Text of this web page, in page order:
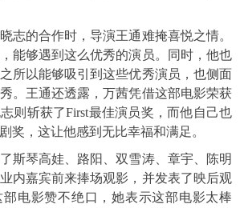
志的合作时，导演王通难掩喜悦之情。
能够遇到这么优秀的演员。同时，他也
所以能够吸引到这些优秀演员，也侧面
。王通还透露，万茜凭借这部电影荣获
则斩获了First最佳演员奖，而他自己也
奖，这让他感到无比幸福和满足。
斯琴高娃、路阳、双雪涛、章宇、陈明
内嘉宾前来捧场观影，并发表了映后观
电影赞不绝口，她表示这部电影太棒